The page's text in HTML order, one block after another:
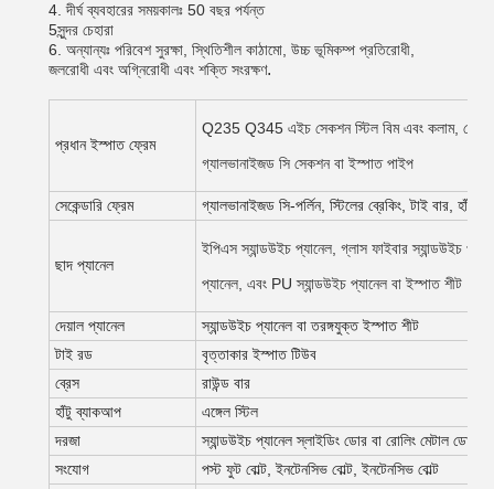
4. দীর্ঘ ব্যবহারের সময়কালঃ 50 বছর পর্যন্ত
5সুন্দর চেহারা
6. অন্যান্যঃ পরিবেশ সুরক্ষা, স্থিতিশীল কাঠামো, উচ্চ ভূমিকম্প প্রতিরোধী,
জলরোধী এবং অগ্নিরোধী এবং শক্তি সংরক্ষণ.
প্রধান ইস্পাত ফ্রেম
Q235 Q345 এইচ সেকশন স্টিল বিম এবং কলাম,
গ্যালভানাইজড সি সেকশন বা ইস্পাত পাইপ
সেকেন্ডারি ফ্রেম গ্যালভানাইজড সি-পর্লিন, স্টিলের ব্রেকিং, টাই বার, হাঁটু
ছাদ প্যানেল
ইপিএস স্যান্ডউইচ প্যানেল, গ্লাস ফাইবার স্যান্ডউইচ
প্যানেল, এবং PU স্যান্ডউইচ প্যানেল বা ইস্পাত শীট
দেয়াল প্যানেল
স্যান্ডউইচ প্যানেল বা তরঙ্গযুক্ত ইস্পাত শীট
টাই রড
বৃত্তাকার ইস্পাত টিউব
ব্রেস
রাউন্ড বার
হাঁটু ব্যাকআপ
এঙ্গেল স্টিল
দরজা
স্যান্ডউইচ প্যানেল স্লাইডিং ডোর বা রোলিং মেটাল ডোর
সংযোগ
পস্ট ফুট বোল্ট, ইনটেনসিভ বোল্ট, ইনটেনসিভ বোল্ট